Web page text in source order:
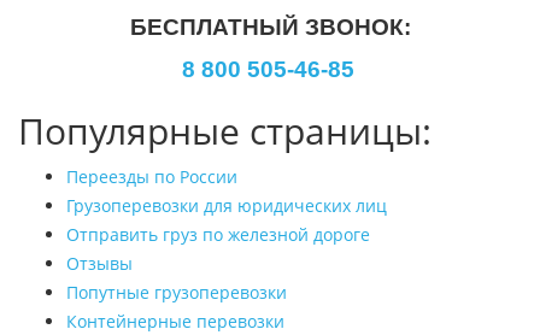
БЕСПЛАТНЫЙ ЗВОНОК:
8 800 505-46-85
Популярные страницы:
Переезды по России
Грузоперевозки для юридических лиц
Отправить груз по железной дороге
Отзывы
Попутные грузоперевозки
Контейнерные перевозки